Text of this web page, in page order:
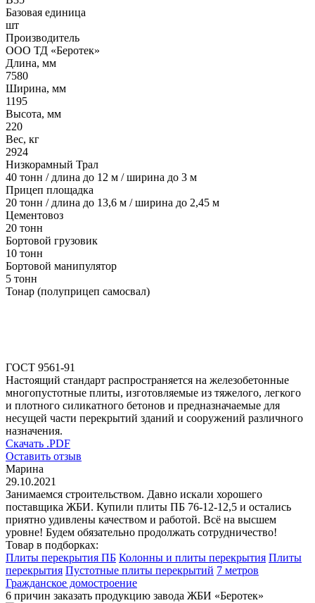
Базовая единица
шт
Производитель
ООО ТД «Беротек»
Длина, мм
7580
Ширина, мм
1195
Высота, мм
220
Вес, кг
2924
Низкорамный Трал
40 тонн / длина до 12 м / ширина до 3 м
Прицеп площадка
20 тонн / длина до 13,6 м / ширина до 2,45 м
Цементовоз
20 тонн
Бортовой грузовик
10 тонн
Бортовой манипулятор
5 тонн
Тонар (полуприцеп самосвал)
ГОСТ 9561-91
Настоящий стандарт распространяется на железобетонные
многопустотные плиты, изготовляемые из тяжелого, легкого
и плотного силикатного бетонов и предназначаемые для
несущей части перекрытий зданий и сооружений различного
назначения.
Скачать .PDF
Оставить отзыв
Марина
29.10.2021
Занимаемся строительством. Давно искали хорошего
поставщика ЖБИ. Купили плиты ПБ 76-12-12,5 и остались
приятно удивлены качеством и работой. Всё на высшем
уровне! Будем обязательно продолжать сотрудничество!
Товар в подборках:
Плиты перекрытия ПБ Колонны и плиты перекрытия Плиты
перекрытия Пустотные плиты перекрытий 7 метров
Гражданское домостроение
6 причин заказать продукцию завода ЖБИ «Беротек»